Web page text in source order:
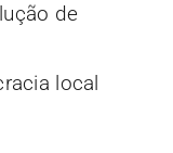
de
local